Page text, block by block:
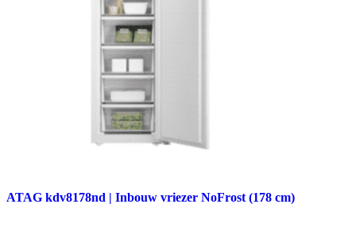
ATAG kdv8178nd | Inbouw vriezer NoFrost (178 cm)